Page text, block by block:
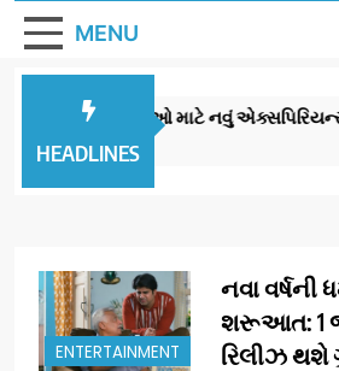
MENU
HEADLINES
કેફેએ સુરતીઓ માટે નવું એક્સપિરિયન્સ
ago
ENTERTAINMENT
નવા વર્ષની
શરૂઆત: 1
રિલીઝ થશે